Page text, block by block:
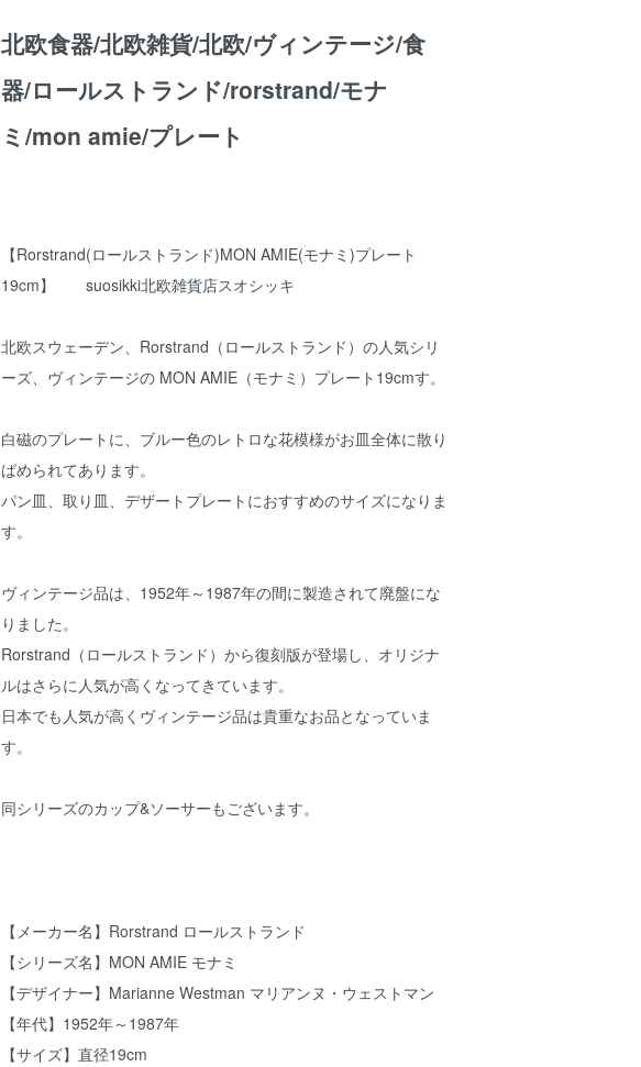
北欧食器/北欧雑貨/北欧/ヴィンテージ/食
器/ロールストランド/rorstrand/モナ
ミ/mon amie/プレート
【Rorstrand(ロールストランド)MON AMIE(モナミ)プレート
19cm】 suosikki北欧雑貨店スオシッキ
北欧スウェーデン、Rorstrand（ロールストランド）の人気シリ
ーズ、ヴィンテージの MON AMIE（モナミ）プレート19cmす。
白磁のプレートに、ブルー色のレトロな花模様がお皿全体に散り
ばめられてあります。
パン皿、取り皿、デザートプレートにおすすめのサイズになりま
す。
ヴィンテージ品は、1952年～1987年の間に製造されて廃盤にな
りました。
Rorstrand（ロールストランド）から復刻版が登場し、オリジナ
ルはさらに人気が高くなってきています。
日本でも人気が高くヴィンテージ品は貴重なお品となっていま
す。
同シリーズのカップ&ソーサーもございます。
【メーカー名】Rorstrand ロールストランド
【シリーズ名】MON AMIE モナミ
【デザイナー】Marianne Westman マリアンヌ・ウェストマン
【年代】1952年～1987年
【サイズ】直径19cm